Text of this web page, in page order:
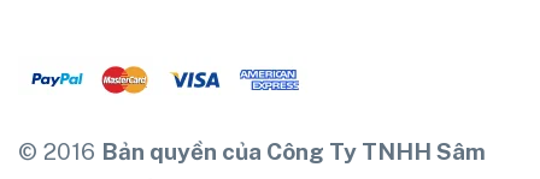
© 2016 Bản quyền của Công Ty TNHH Sâm